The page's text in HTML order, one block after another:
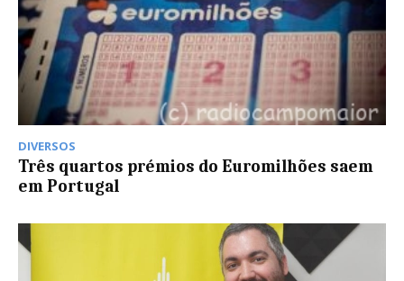
DIVERSOS
Três quartos prémios do Euromilhões saem
em Portugal